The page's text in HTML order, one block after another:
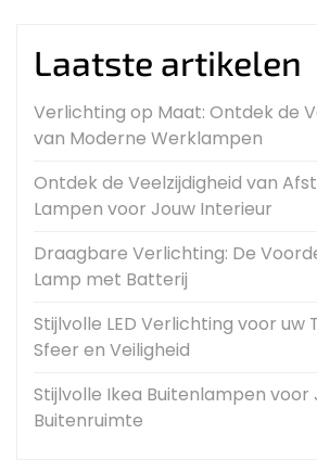
Laatste artikelen
Verlichting op Maat: Ontdek de
van Moderne Werklampen
Ontdek de Veelzijdigheid van
Lampen voor Jouw Interieur
Draagbare Verlichting: De
Lamp met Batterij
Stijlvolle LED Verlichting voor uw
Sfeer en Veiligheid
Stijlvolle Ikea Buitenlampen voor
Buitenruimte